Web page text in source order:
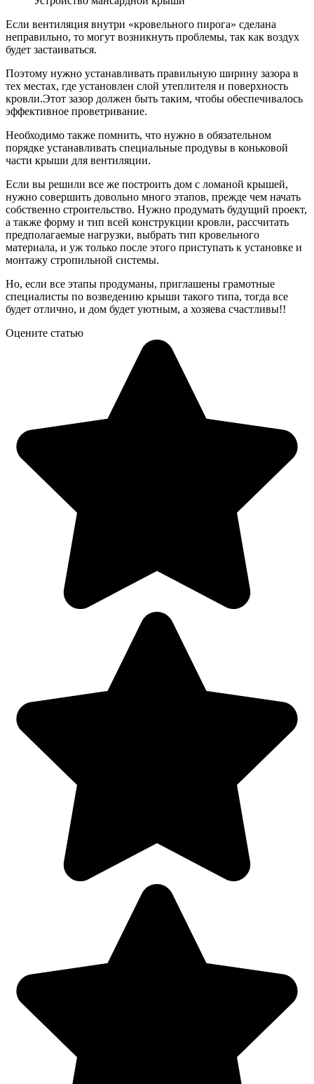
Если вентиляция внутри «кровельного пирога» сделана
неправильно, то могут возникнуть проблемы, так как воздух
будет застаиваться.
Поэтому нужно устанавливать правильную ширину зазора в
тех местах, где установлен слой утеплителя и поверхность
кровли.Этот зазор должен быть таким, чтобы обеспечивалось
эффективное проветривание.
Необходимо также помнить, что нужно в обязательном
порядке устанавливать специальные продувы в коньковой
части крыши для вентиляции.
Если вы решили все же построить дом с ломаной крышей,
нужно совершить довольно много этапов, прежде чем начать
собственно строительство. Нужно продумать будущий проект,
а также форму и тип всей конструкции кровли, рассчитать
предполагаемые нагрузки, выбрать тип кровельного
материала, и уж только после этого приступать к установке и
монтажу стропильной системы.
Но, если все этапы продуманы, приглашены грамотные
специалисты по возведению крыши такого типа, тогда все
будет отлично, и дом будет уютным, а хозяева счастливы!!
Оцените статью